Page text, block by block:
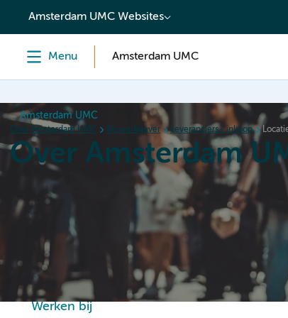
content
Amsterdam UMC Websites
Menu Amsterdam UMC
Amsterdam UMC
Over Amsterdam UMC Als werkgever Leveranciers / inkoop
Over Amsterdam
Hoe wij werken Als
Werken bij